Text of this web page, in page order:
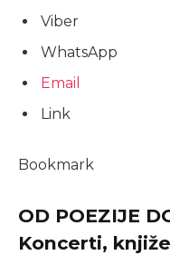
Viber
WhatsApp
Email
Link
Bookmark
OD POEZIJE
Koncerti,